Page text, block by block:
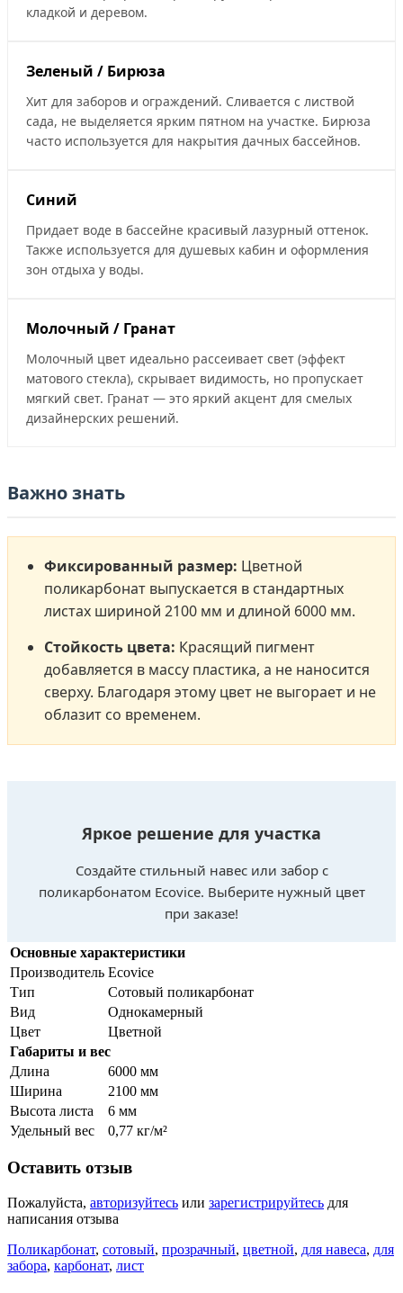
кладкой и деревом.
Зеленый / Бирюза
Хит для заборов и ограждений. Сливается с листвой
сада, не выделяется ярким пятном на участке. Бирюза
часто используется для накрытия дачных бассейнов.
Синий
Придает воде в бассейне красивый лазурный оттенок.
Также используется для душевых кабин и оформления
зон отдыха у воды.
Молочный / Гранат
Молочный цвет идеально рассеивает свет (эффект
матового стекла), скрывает видимость, но пропускает
мягкий свет. Гранат — это яркий акцент для смелых
дизайнерских решений.
Важно знать
Фиксированный размер: Цветной
поликарбонат выпускается в стандартных
листах шириной 2100 мм и длиной 6000 мм.
Стойкость цвета: Красящий пигмент
добавляется в массу пластика, а не наносится
сверху. Благодаря этому цвет не выгорает и не
облазит со временем.
Яркое решение для участка
Создайте стильный навес или забор с
поликарбонатом Ecovice. Выберите нужный цвет
при заказе!
Основные характеристики
Производитель Ecovice
Тип
Сотовый поликарбонат
Вид
Однокамерный
Цвет
Цветной
Габариты и вес
Длина
6000 мм
Ширина
2100 мм
Высота листа
6 мм
Удельный вес
0,77 кг/м²
Оставить отзыв
Пожалуйста, авторизуйтесь или зарегистрируйтесь для
написания отзыва
Поликарбонат, сотовый, прозрачный, цветной, для навеса, для
забора, карбонат, лист